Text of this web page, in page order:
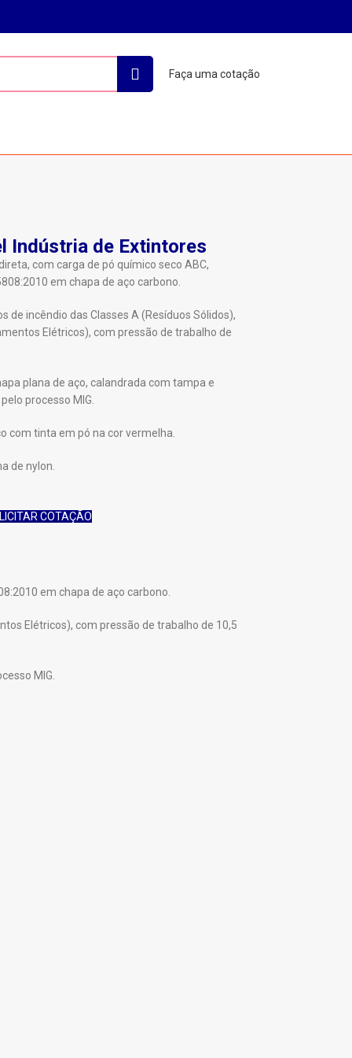
Faça uma cotação
Indústria de Extintores
com carga de pó químico seco ABC,
em chapa de aço carbono.
de incêndio das Classes A (Resíduos Sólidos),
Elétricos), com pressão de trabalho de
plana de aço, calandrada com tampa e
processo MIG.
com tinta em pó na cor vermelha.
de nylon.
COTAÇÃO
em chapa de aço carbono.
Elétricos), com pressão de trabalho de 10,5
MIG.